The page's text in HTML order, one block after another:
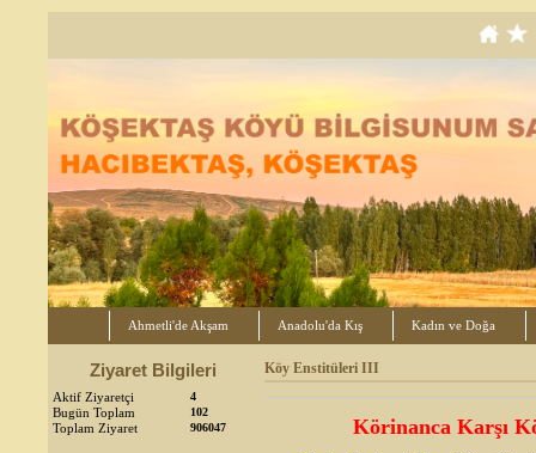
Ahmetli'de Akşam Anadolu'da Kış Kadın ve Doğa
Ziyaret Bilgileri
Aktif Ziyaretçi 4
Bugün Toplam 102
Toplam Ziyaret 906047
Köy Enstitüleri III
Körinanca Karşı